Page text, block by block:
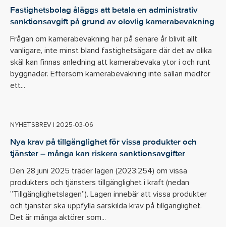
Fastighetsbolag åläggs att betala en administrativ
sanktionsavgift på grund av olovlig kamerabevakning
Frågan om kamerabevakning har på senare år blivit allt
vanligare, inte minst bland fastighetsägare där det av olika
skäl kan finnas anledning att kamerabevaka ytor i och runt
byggnader. Eftersom kamerabevakning inte sällan medför
ett...
NYHETSBREV | 2025-03-06
Nya krav på tillgänglighet för vissa produkter och
tjänster – många kan riskera sanktionsavgifter
Den 28 juni 2025 träder lagen (2023:254) om vissa
produkters och tjänsters tillgänglighet i kraft (nedan
”Tillgänglighetslagen”). Lagen innebär att vissa produkter
och tjänster ska uppfylla särskilda krav på tillgänglighet.
Det är många aktörer som...